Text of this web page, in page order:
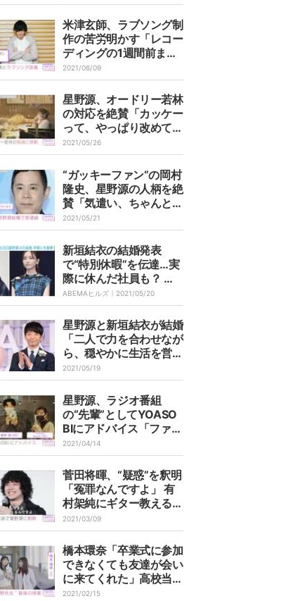
米津玄師、ラブソング制
作の苦労明かす「レコー
ディングの1週間前まで
できてない…」 星野源
も共感
2021/06/09
星野源、オードリー若林
の対応を絶賛「カッケー
って、やっぱり改めてす
ごいな」
2021/05/26
“ガッキーファン”の岡村
隆史、星野源の人柄を絶
賛「気遣い、ちゃんとで
きる人なのよ」
2021/05/21
新垣結衣の結婚発表
で“特別休暇”を伝達…実
際に休んだ社員も？ 社
長を直撃取材
ABEMAヒルズ｜ 2021/05/20
星野源と新垣結衣が結婚
「二人で力を合わせなが
ら、穏やかに生活を営ん
でいけたら」
2021/05/19
星野源、ラジオ番組
の“先輩”としてYOASO
BIにアドバイス「ファン
が喜ぶことを重点的に考
えると、良い感じに」
2021/04/14
菅田将暉、“疑惑”を釈明
「冤罪なんですよ」 有
村架純にギター教えるた
めに星野源を利用した!?
2021/03/09
橋本環奈「卒業式に参加
できなくても友達が会い
に来てくれた」高校当時
のエピソード明かす
2021/02/15